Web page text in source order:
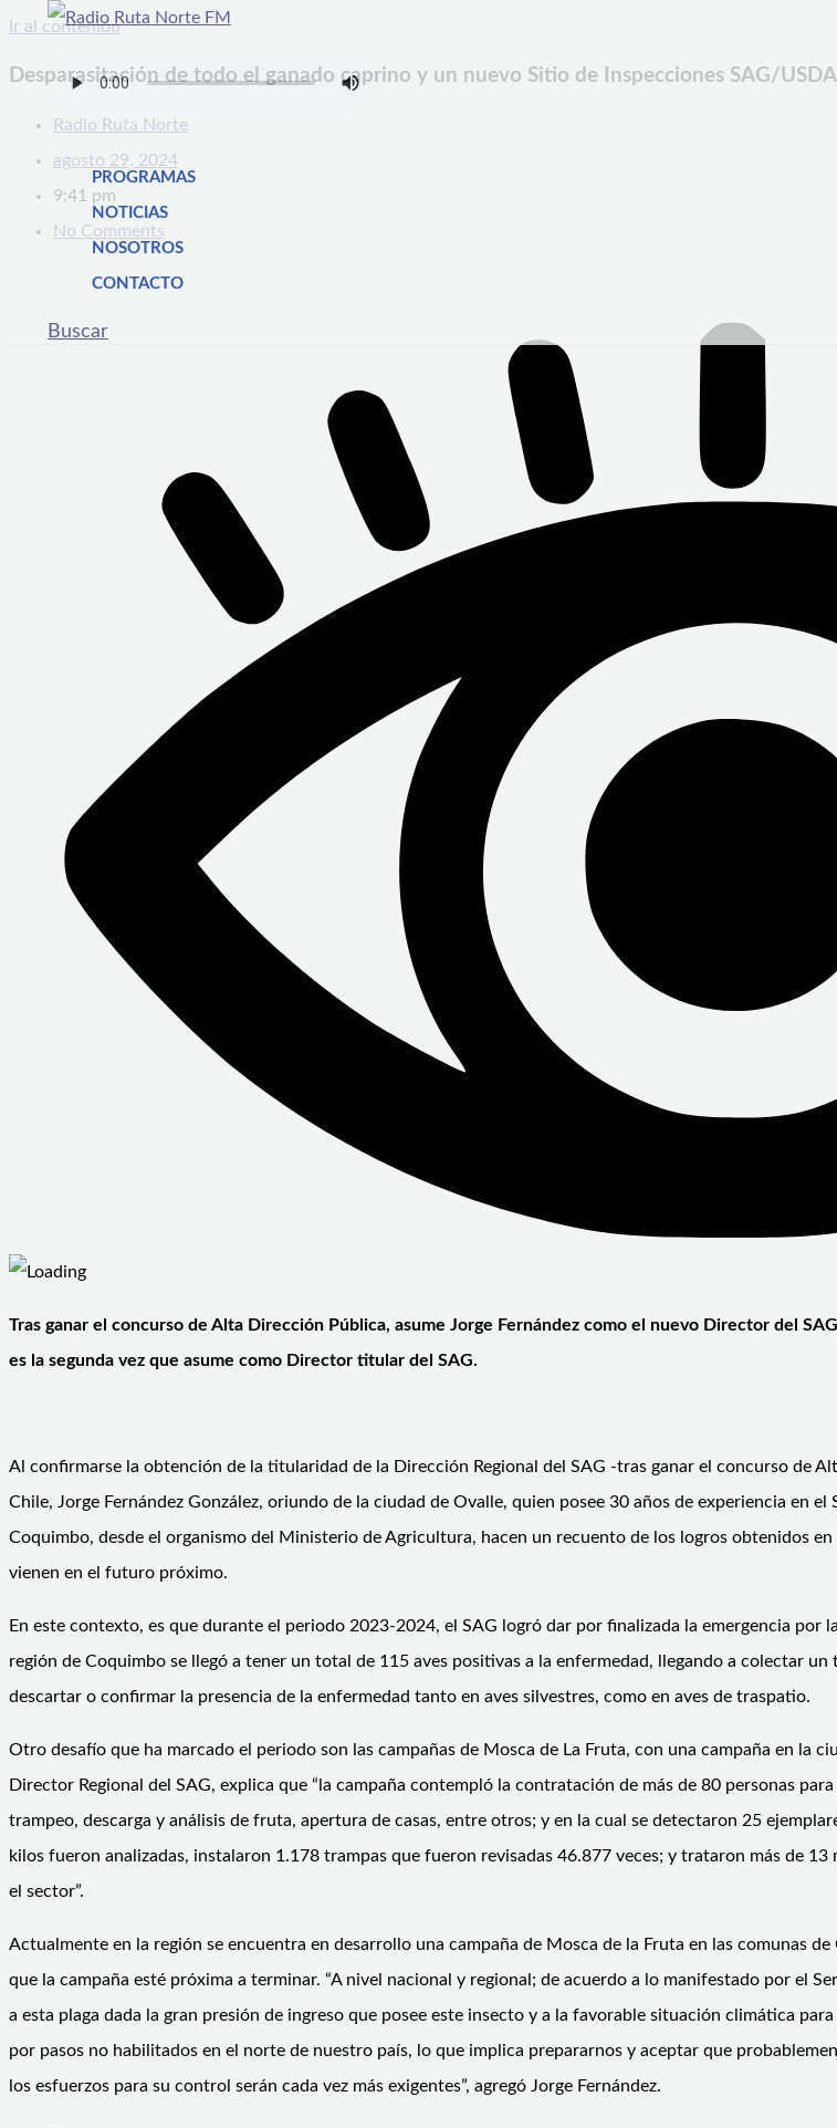
Ir al contenido
PROGRAMAS
NOTICIAS
NOSOTROS
CONTACTO
Buscar
Desparasitación de todo el ganado caprino y un nuevo Sitio de Inspecciones SAG/
Radio Ruta Norte
agosto 29, 2024
9:41 pm
No Comments
Tras ganar el concurso de Alta Dirección Pública, asume Jorge Fernández como el nuevo Director del
es la segunda vez que asume como Director titular del SAG.
Al confirmarse la obtención de la titularidad de la Dirección Regional del SAG -tras ganar el concurso de
Chile, Jorge Fernández González, oriundo de la ciudad de Ovalle, quien posee 30 años de experiencia en
Coquimbo, desde el organismo del Ministerio de Agricultura, hacen un recuento de los logros obtenidos
vienen en el futuro próximo.
En este contexto, es que durante el periodo 2023-2024, el SAG logró dar por finalizada la emergencia por
región de Coquimbo se llegó a tener un total de 115 aves positivas a la enfermedad, llegando a colectar
descartar o confirmar la presencia de la enfermedad tanto en aves silvestres, como en aves de traspatio.
Otro desafío que ha marcado el periodo son las campañas de Mosca de La Fruta, con una campaña en la
Director Regional del SAG, explica que “la campaña contempló la contratación de más de 80 personas
trampeo, descarga y análisis de fruta, apertura de casas, entre otros; y en la cual se detectaron 25
kilos fueron analizadas, instalaron 1.178 trampas que fueron revisadas 46.877 veces; y trataron más de
el sector”.
Actualmente en la región se encuentra en desarrollo una campaña de Mosca de la Fruta en las comunas
que la campaña esté próxima a terminar. “A nivel nacional y regional; de acuerdo a lo manifestado por el
a esta plaga dada la gran presión de ingreso que posee este insecto y a la favorable situación climática
por pasos no habilitados en el norte de nuestro país, lo que implica prepararnos y aceptar que
los esfuerzos para su control serán cada vez más exigentes”, agregó Jorge Fernández.